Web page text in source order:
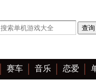
赛车 音乐 恋爱